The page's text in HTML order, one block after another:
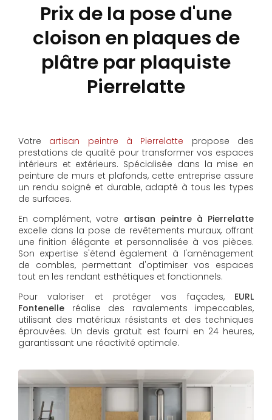
Prix de la pose d'une
cloison en plaques de
plâtre par plaquiste
Pierrelatte
Votre artisan peintre à Pierrelatte propose des
prestations de qualité pour transformer vos espaces
intérieurs et extérieurs. Spécialisée dans la mise en
peinture de murs et plafonds, cette entreprise assure
un rendu soigné et durable, adapté à tous les types
de surfaces.
En complément, votre artisan peintre à Pierrelatte
excelle dans la pose de revêtements muraux, offrant
une finition élégante et personnalisée à vos pièces.
Son expertise s'étend également à l'aménagement
de combles, permettant d'optimiser vos espaces
tout en les rendant esthétiques et fonctionnels.
Pour valoriser et protéger vos façades, EURL
Fontenelle réalise des ravalements impeccables,
utilisant des matériaux résistants et des techniques
éprouvées. Un devis gratuit est fourni en 24 heures,
garantissant une réactivité optimale.